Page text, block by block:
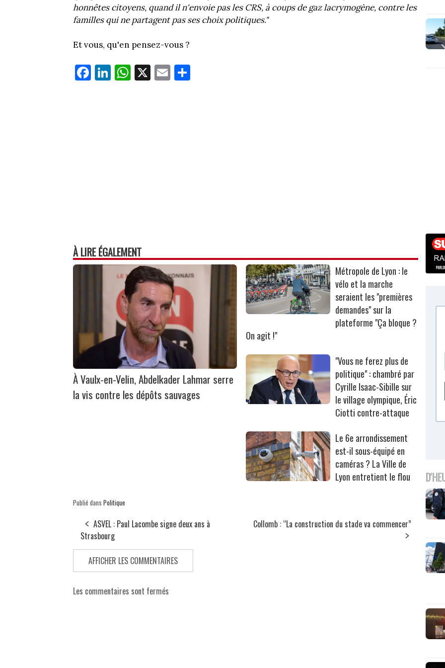
honnêtes citoyens, quand il n'envoie pas les CRS, à coups de gaz lacrymogène, contre les
familles qui ne partagent pas ses choix politiques."
Et vous, qu'en pensez-vous ?
Fa
ce
Li
nk
W
ha
X E
m
À LIRE ÉGALEMENT
À Vaulx-en-Velin, Abdelkader Lahmar serre
la vis contre les dépôts sauvages
Métropole de Lyon : le
vélo et la marche
seraient les "premières
demandes" sur la
plateforme "Ça bloque ?
On agit !"
"Vous ne ferez plus de
politique" : chambré par
Cyrille Isaac-Sibille sur
le village olympique, Éric
Ciotti contre-attaque
Le 6e arrondissement
est-il sous-équipé en
caméras ? La Ville de
Lyon entretient le flou
Publié dans Politique
ASVEL : Paul Lacombe signe deux ans à
Strasbourg
Collomb : “La construction du stade va commencer”
AFFICHER LES COMMENTAIRES
Les commentaires sont fermés